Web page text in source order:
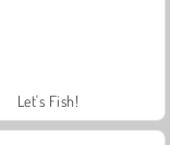
Let's Fish!